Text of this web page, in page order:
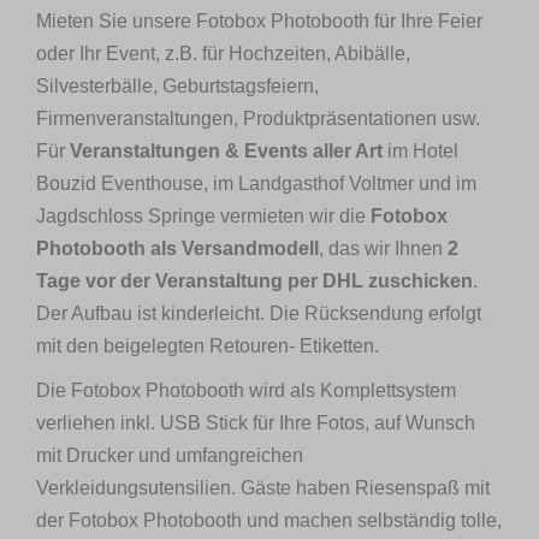
Mieten Sie unsere Fotobox Photobooth für Ihre Feier
oder Ihr Event, z.B. für Hochzeiten, Abibälle,
Silvesterbälle, Geburtstagsfeiern,
Firmenveranstaltungen, Produktpräsentationen usw.
Für Veranstaltungen & Events aller Art im Hotel
Bouzid Eventhouse, im Landgasthof Voltmer und im
Jagdschloss Springe vermieten wir die Fotobox
Photobooth als Versandmodell , das wir Ihnen 2
Tage vor der Veranstaltung per DHL zuschicken.
Der Aufbau ist kinderleicht. Die Rücksendung erfolgt
mit den beigelegten Retouren- Etiketten.
Die Fotobox Photobooth wird als Komplettsystem
verliehen inkl. USB Stick für Ihre Fotos, auf Wunsch
mit Drucker und umfangreichen
Verkleidungsutensilien. Gäste haben Riesenspaß mit
der Fotobox Photobooth und machen selbständig tolle,